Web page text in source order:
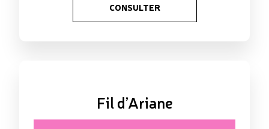
CONSULTER
Fil d’Ariane